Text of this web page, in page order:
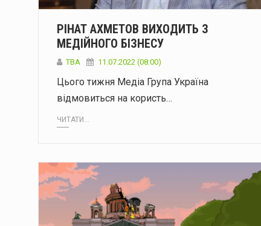
РІНАТ АХМЕТОВ ВИХОДИТЬ З
МЕДІЙНОГО БІЗНЕСУ
ТВА 11.07.2022 (08:00)
Цього тижня Медіа Група Україна
відмовиться на користь…
ЧИТАТИ...